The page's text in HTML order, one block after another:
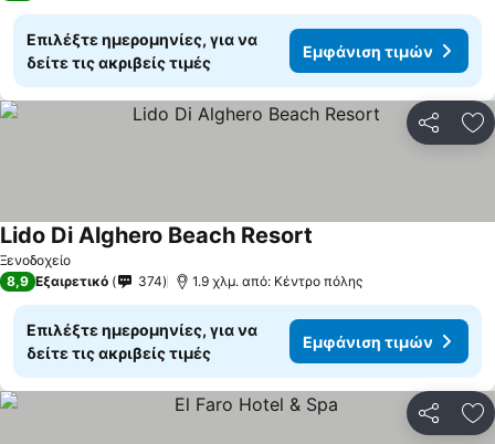
Επιλέξτε ημερομηνίες, για να
δείτε τις ακριβείς τιμές
Εμφάνιση τιμών
Ξενοδοχείο
Lido Di Alghero Beach Resort
8,9 Εξαιρετικό 374 1.9 χλμ. από: Κέντρο πόλης
Επιλέξτε ημερομηνίες, για να
δείτε τις ακριβείς τιμές
Εμφάνιση τιμών